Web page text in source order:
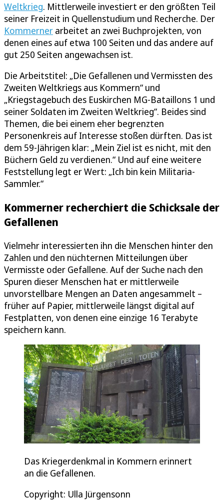
Weltkrieg. Mittlerweile investiert er den größten Teil
seiner Freizeit in Quellenstudium und Recherche. Der
Kommerner arbeitet an zwei Buchprojekten, von
denen eines auf etwa 100 Seiten und das andere auf
gut 250 Seiten angewachsen ist.
Die Arbeitstitel: „Die Gefallenen und Vermissten des
Zweiten Weltkriegs aus Kommern“ und
„Kriegstagebuch des Euskirchen MG-Bataillons 1 und
seiner Soldaten im Zweiten Weltkrieg“. Beides sind
Themen, die bei einem eher begrenzten
Personenkreis auf Interesse stoßen dürften. Das ist
dem 59-Jährigen klar: „Mein Ziel ist es nicht, mit den
Büchern Geld zu verdienen.“ Und auf eine weitere
Feststellung legt er Wert: „Ich bin kein Militaria-
Sammler.“
Kommerner recherchiert die Schicksale der
Gefallenen
Vielmehr interessierten ihn die Menschen hinter den
Zahlen und den nüchternen Mitteilungen über
Vermisste oder Gefallene. Auf der Suche nach den
Spuren dieser Menschen hat er mittlerweile
unvorstellbare Mengen an Daten angesammelt –
früher auf Papier, mittlerweile längst digital auf
Festplatten, von denen eine einzige 16 Terabyte
speichern kann.
Das Kriegerdenkmal in Kommern erinnert
an die Gefallenen.
Copyright: Ulla Jürgensonn